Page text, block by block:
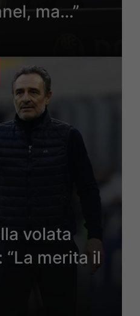
ma…”
volata
merita il